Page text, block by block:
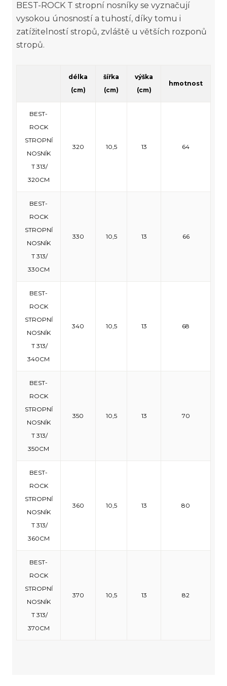
BEST-ROCK T stropní nosníky se vyznačují
vysokou únosností a tuhostí, díky tomu i
zatížitelností stropů, zvláště u větších rozponů
stropů.
délka
(cm)
šířka
(cm)
výška
(cm)
hmotnost
BEST-
ROCK
STROPNÍ
NOSNÍK
T 313/
320CM
320 10,5 13 64
BEST-
ROCK
STROPNÍ
NOSNÍK
T 313/
330CM
330 10,5 13 66
BEST-
ROCK
STROPNÍ
NOSNÍK
T 313/
340CM
340 10,5 13 68
BEST-
ROCK
STROPNÍ
NOSNÍK
T 313/
350CM
350 10,5 13 70
BEST-
ROCK
STROPNÍ
NOSNÍK
T 313/
360CM
360 10,5 13 80
BEST-
ROCK
STROPNÍ
NOSNÍK
T 313/
370CM
370 10,5 13 82